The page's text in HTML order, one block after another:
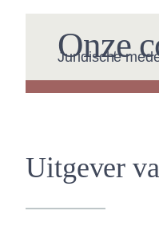
Juridische
Onze
Uitgever